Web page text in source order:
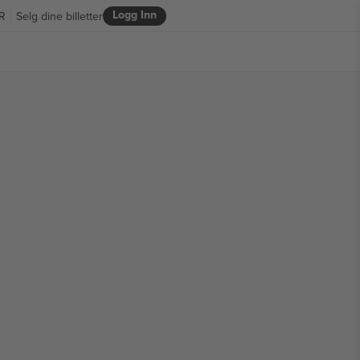
Logg Inn
Selg dine billetter